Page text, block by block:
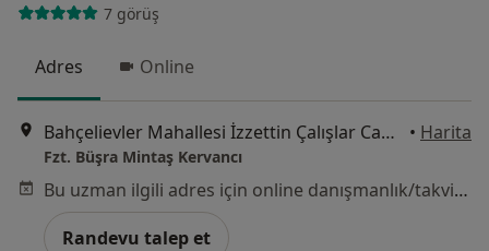
7 görüş
Adres Online
Bahçelievler Mahallesi İzzettin Çalışlar Caddesi No: 58 Bahçelievler, İstanbul • Harita
Fzt. Büşra Mintaş Kervancı
Bu uzman ilgili adres için online danışmanlık/takvim sunmuyor.
Randevu talep et